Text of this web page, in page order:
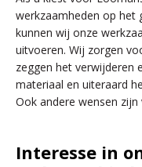
werkzaamheden op het
kunnen wij onze
uitvoeren. Wij zorgen
zeggen het verwijderen
materiaal en uiteraard
Ook andere wensen
Interesse in